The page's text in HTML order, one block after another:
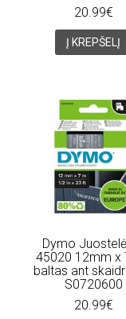
20.99€
Į KREPŠELĮ
Dymo Juostelė
45020 12mm x
baltas ant
S0720600
20.99€